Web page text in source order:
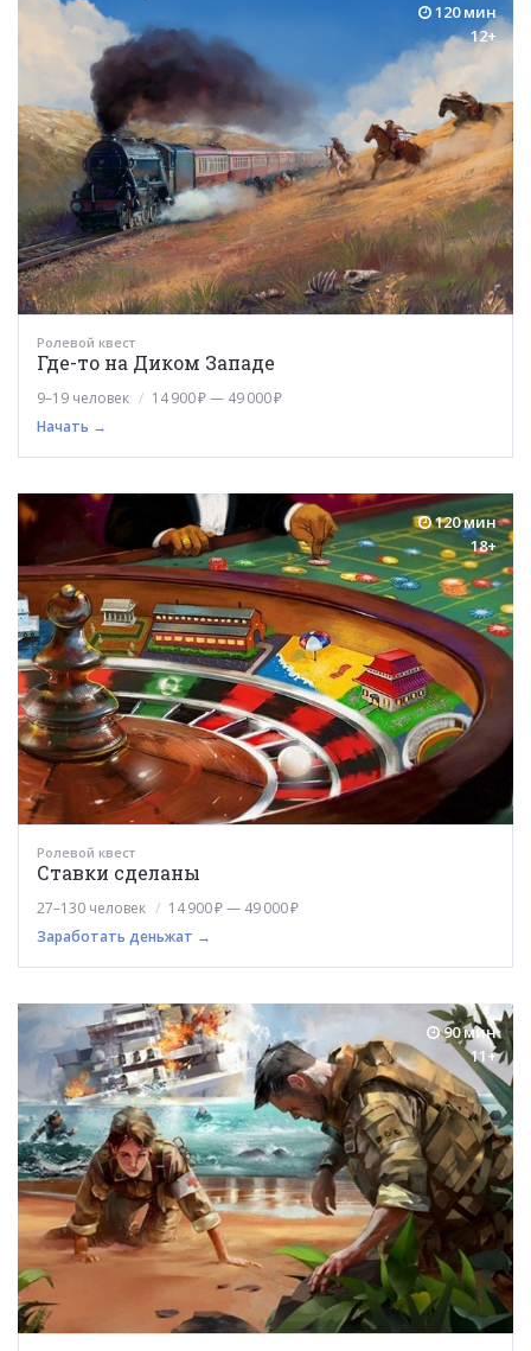
120 мин
12+
Ролевой квест
Где-то на Диком Западе
9–19 человек
14 900 ₽ — 49 000 ₽
Начать →
120 мин
18+
Ролевой квест
Ставки сделаны
27–130 человек
14 900 ₽ — 49 000 ₽
Заработать деньжат →
90 мин
11+